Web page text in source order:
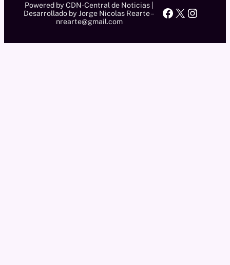
Powered by CDN-Central de Noticias |
Desarrollado by Jorge Nicolas Rearte –
nrearte@gmail.com
Facebook
X